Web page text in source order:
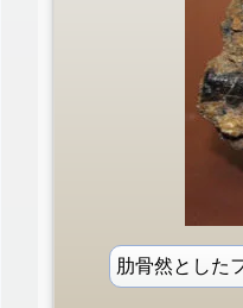
肋骨然とした